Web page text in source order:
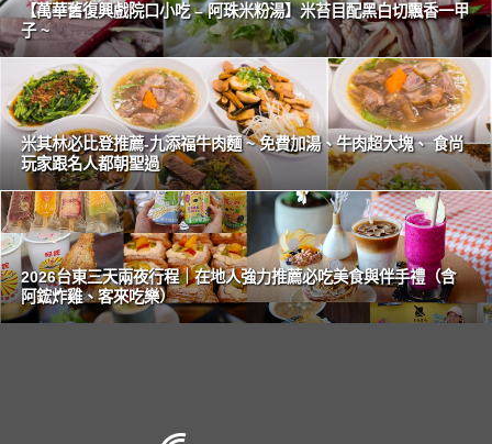
【萬華舊復興戲院口小吃 – 阿珠米粉湯】米苔目配黑白切飄香一甲
子 ~
米其林必比登推薦-九添福牛肉麵 ~ 免費加湯、牛肉超大塊、 食尚
玩家跟名人都朝聖過
2026台東三天兩夜行程｜在地人強力推薦必吃美食與伴手禮（含
阿鋐炸雞、客來吃樂）